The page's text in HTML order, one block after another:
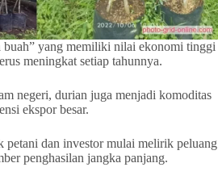
buah” yang memiliki nilai ekonomi tinggi
meningkat setiap tahunnya.
negeri, durian juga menjadi komoditas
ekspor besar.
petani dan investor mulai melirik peluang
penghasilan jangka panjang.